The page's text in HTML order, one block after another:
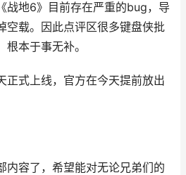
战地6》目前存在严重的bug，导
空载。因此点评区很多键盘侠批
本于事无补。
正式上线，官方在今天提前放出
内容了，希望能对无论兄弟们的